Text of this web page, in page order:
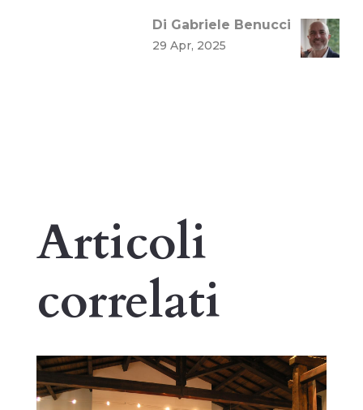
Di Gabriele Benucci
29 Apr, 2025
Articoli
correlati